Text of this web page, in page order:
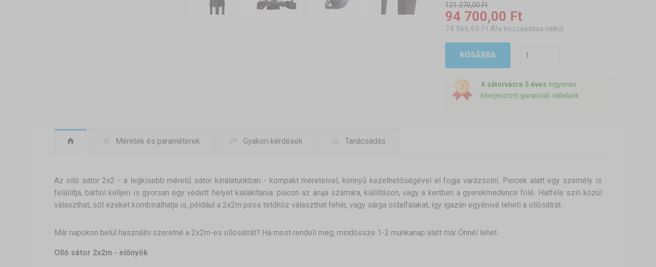
121 270,00 Ft
94 700,00 Ft
74 566,93 Ft Áfa hozzáadása nélkül
KOSÁRBA
A sátorvázra 5 éves ingyenes
kiterjesztett garanciát vállalunk.
Méretek és paraméterek Gyakori kérdések Tanácsadás
Az olló sátor 2x2 - a legkisebb méretű sátor kínálatunkban - kompakt méreteivel, könnyű kezelhetőségével el fogja varázsolni. Percek alatt egy személy is
felállítja, bárhol kelljen is gyorsan egy védett helyet kialakítania: piacon az áruja számára, kiállításon, vagy a kertben a gyerekmedence fölé. Hatféle szín közül
választhat, sőt ezeket kombinálhatja is, például a 2x2m piros tetőhöz választhat fehér, vagy sárga oldalfalakat, így igazán egyénivé teheti a ollósátrát.
Már napokon belül használni szeretné a 2x2m-es ollósátrát? Ha most rendeli meg, mindössze 1-2 munkanap alatt már Önnél lehet.
Olló sátor 2x2m - előnyök